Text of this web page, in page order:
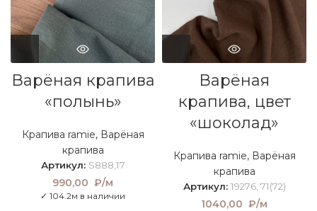
Варёная крапива
«полынь»
Крапива ramie, Варёная
крапива
Артикул: S888,17
990,00 ₽/м
✓ 104.2м в наличии
Варёная
крапива, цвет
«шоколад»
Крапива ramie, Варёная
крапива
Артикул: 19276, 71(72)
1040,00 ₽/м